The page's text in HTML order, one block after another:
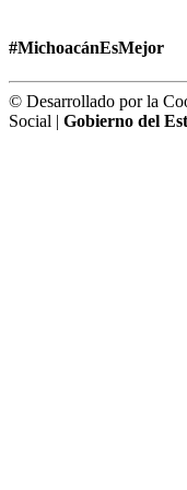
#MichoacánEsMejor
© Desarrollado por la
Social | Gobierno del